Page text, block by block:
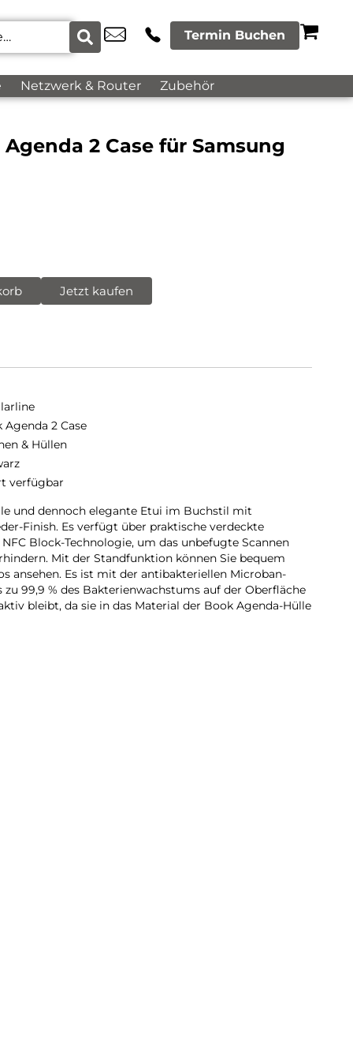
Termin Buchen
Netzwerk & Router Zubehör
2 Case für Samsung
Jetzt kaufen
Agenda 2 Case
& Hüllen
verfügbar
und dennoch elegante Etui im Buchstil mit
Finish. Es verfügt über praktische verdeckte
Block-Technologie, um das unbefugte Scannen
Mit der Standfunktion können Sie bequem
ansehen. Es ist mit der antibakteriellen Microban-
99,9 % des Bakterienwachstums auf der Oberfläche
bleibt, da sie in das Material der Book Agenda-Hülle